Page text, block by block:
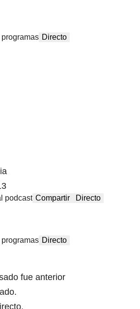
Directo
podcast Compartir Directo
Directo
fue anterior